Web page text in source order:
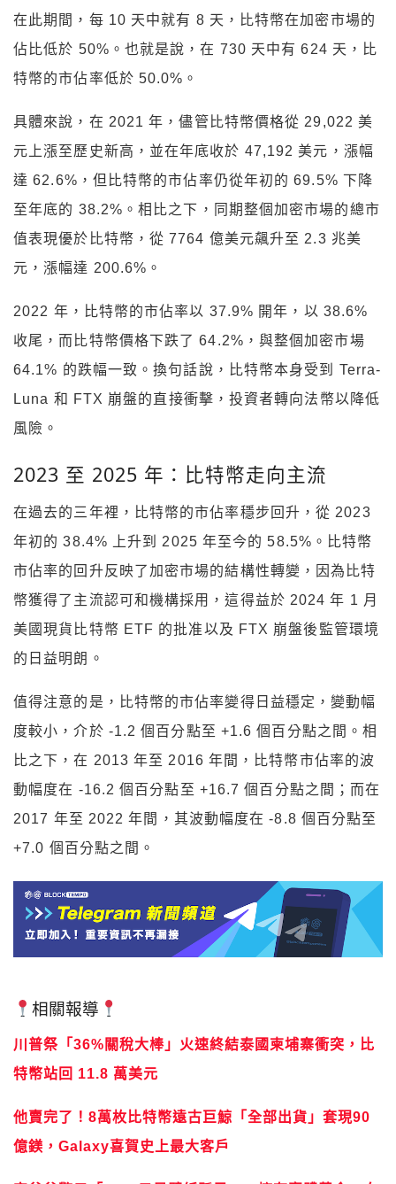
在此期間，每 10 天中就有 8 天，比特幣在加密市場的
佔比低於 50%。也就是說，在 730 天中有 624 天，比
特幣的市佔率低於 50.0%。
具體來說，在 2021 年，儘管比特幣價格從 29,022 美
元上漲至歷史新高，並在年底收於 47,192 美元，漲幅
達 62.6%，但比特幣的市佔率仍從年初的 69.5% 下降
至年底的 38.2%。相比之下，同期整個加密市場的總市
值表現優於比特幣，從 7764 億美元飆升至 2.3 兆美
元，漲幅達 200.6%。
2022 年，比特幣的市佔率以 37.9% 開年，以 38.6%
收尾，而比特幣價格下跌了 64.2%，與整個加密市場
64.1% 的跌幅一致。換句話說，比特幣本身受到 Terra-
Luna 和 FTX 崩盤的直接衝擊，投資者轉向法幣以降低
風險。
2023 至 2025 年：比特幣走向主流
在過去的三年裡，比特幣的市佔率穩步回升，從 2023
年初的 38.4% 上升到 2025 年至今的 58.5%。比特幣
市佔率的回升反映了加密市場的結構性轉變，因為比特
幣獲得了主流認可和機構採用，這得益於 2024 年 1 月
美國現貨比特幣 ETF 的批准以及 FTX 崩盤後監管環境
的日益明朗。
值得注意的是，比特幣的市佔率變得日益穩定，變動幅
度較小，介於 -1.2 個百分點至 +1.6 個百分點之間。相
比之下，在 2013 年至 2016 年間，比特幣市佔率的波
動幅度在 -16.2 個百分點至 +16.7 個百分點之間；而在
2017 年至 2022 年間，其波動幅度在 -8.8 個百分點至
+7.0 個百分點之間。
相關報導
川普祭「36%關稅大棒」火速終結泰國柬埔寨衝突，比
特幣站回 11.8 萬美元
他賣完了！8萬枚比特幣遠古巨鯨「全部出貨」套現90
億鎂，Galaxy喜賀史上最大客戶